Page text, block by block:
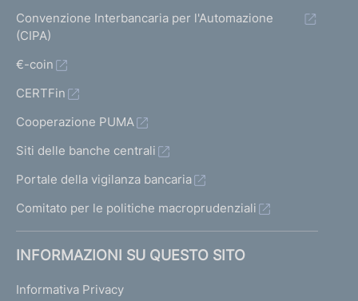
Convenzione Interbancaria per l'Automazione
(CIPA)
€-coin
CERTFin
Cooperazione PUMA
Siti delle banche centrali
Portale della vigilanza bancaria
Comitato per le politiche macroprudenziali
INFORMAZIONI SU QUESTO SITO
Informativa Privacy